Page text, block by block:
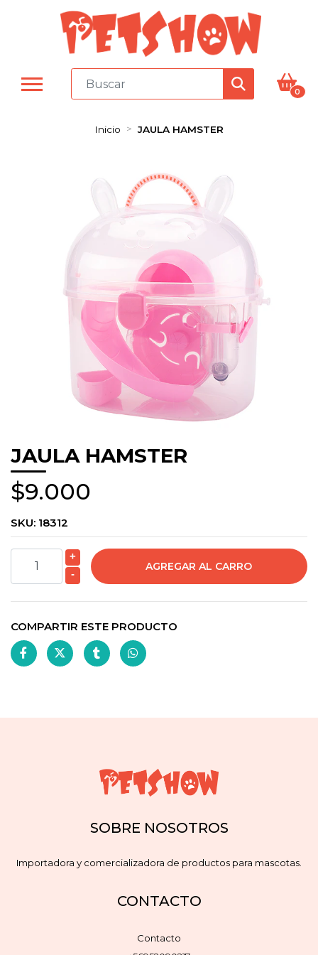
0
Inicio JAULA HAMSTER
JAULA HAMSTER
$9.000
SKU: 18312
+
-
COMPARTIR ESTE PRODUCTO
SOBRE NOSOTROS
Importadora y comercializadora de productos para mascotas.
CONTACTO
Contacto